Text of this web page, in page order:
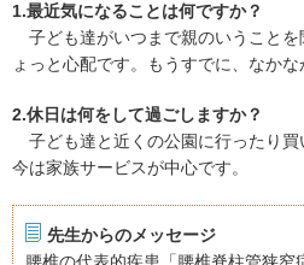
1.最近気になることは何ですか？
子ども達がいつまで親のいうことを
ょっと心配です。もうすでに、なかな
2.休日は何をして過ごしますか？
子ども達と近くの公園に行ったり買
今は家族サービスが中心です。
先生からのメッセージ